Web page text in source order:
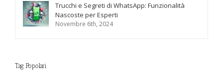
Trucchi e Segreti di WhatsApp: Funzionalità
Nascoste per Esperti
Novembre 6th, 2024
Tag Popolari